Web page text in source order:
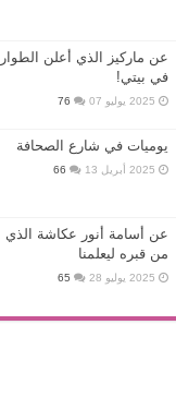
عن ماركيز الذي أعلن
في بيتي!
2025 يوليو 07 76
يوميات في شارع الصحافة
2025 أبريل 13 66
عن أسامة أنور عكاشة الذي
من قبره ليعلمنا
2025 يوليو 28 65